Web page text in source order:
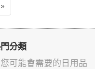
»
分類
可能會需要的日用品